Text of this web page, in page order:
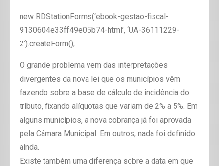
new RDStationForms(‘ebook-gestao-fiscal-
9130604e33ff49e05b74-html’, ‘UA-36111229-
2’).createForm();
O grande problema vem das interpretações
divergentes da nova lei que os municípios vêm
fazendo sobre a base de cálculo de incidência do
tributo, fixando alíquotas que variam de 2% a 5%. Em
alguns municípios, a nova cobrança já foi aprovada
pela Câmara Municipal. Em outros, nada foi definido
ainda.
Existe também uma diferença sobre a data em que